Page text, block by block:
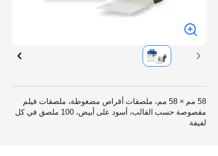
58 مم × 58 مم، ملصقات أقراص مضغوطة، ملصقات فيلم
مقصوصة حسب القالب، أسود على أبيض، 100 ملصق في كل
لفيفة